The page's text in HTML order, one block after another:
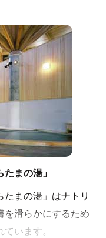
まの湯」
まの湯」はナトリ
を滑らかにするため
います。